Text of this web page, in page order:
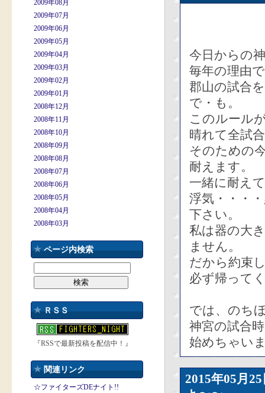
2009年08月
2009年07月
2009年06月
2009年05月
2009年04月
2009年03月
2009年02月
2009年01月
2008年12月
2008年11月
2008年10月
2008年09月
2008年08月
2008年07月
2008年06月
2008年05月
2008年04月
2008年03月
ページ内検索
ＲＳＳ
『RSSで最新投稿を配信中！』
関連リンク
☆ファイターズDEナイト!!
今日からの
毎年の理由
郡山の試合
で・も。
このルール
晴れて全試
そのための
耐えます。
一緒に耐え
浮気・・・
下さい。
私は器の大
ません。
だから約束
必ず帰って
では、のち
神宮の試合
始めちゃい
2015年05